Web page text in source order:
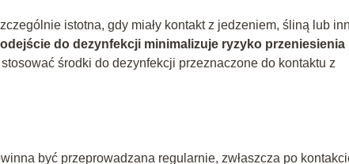
istotna, gdy miały kontakt z jedzeniem, śliną lub
do dezynfekcji minimalizuje ryzyko przeniesienia
środki do dezynfekcji przeznaczone do kontaktu z
być przeprowadzana regularnie, zwłaszcza po